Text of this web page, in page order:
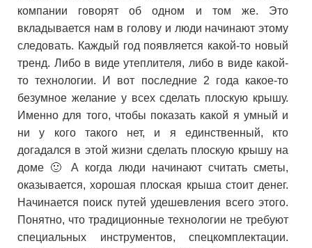
компании говорят об одном и том же. Это
вкладывается нам в голову и люди начинают этому
следовать. Каждый год появляется какой-то новый
тренд. Либо в виде утеплителя, либо в виде какой-
то технологии. И вот последние 2 года какое-то
безумное желание у всех сделать плоскую крышу.
Именно для того, чтобы показать какой я умный и
ни у кого такого нет, и я единственный, кто
догадался в этой жизни сделать плоскую крышу на
доме 🙂 А когда люди начинают считать сметы,
оказывается, хорошая плоская крыша стоит денег.
Начинается поиск путей удешевления всего этого.
Понятно, что традиционные технологии не требуют
специальных инструментов, спецкомплектации.